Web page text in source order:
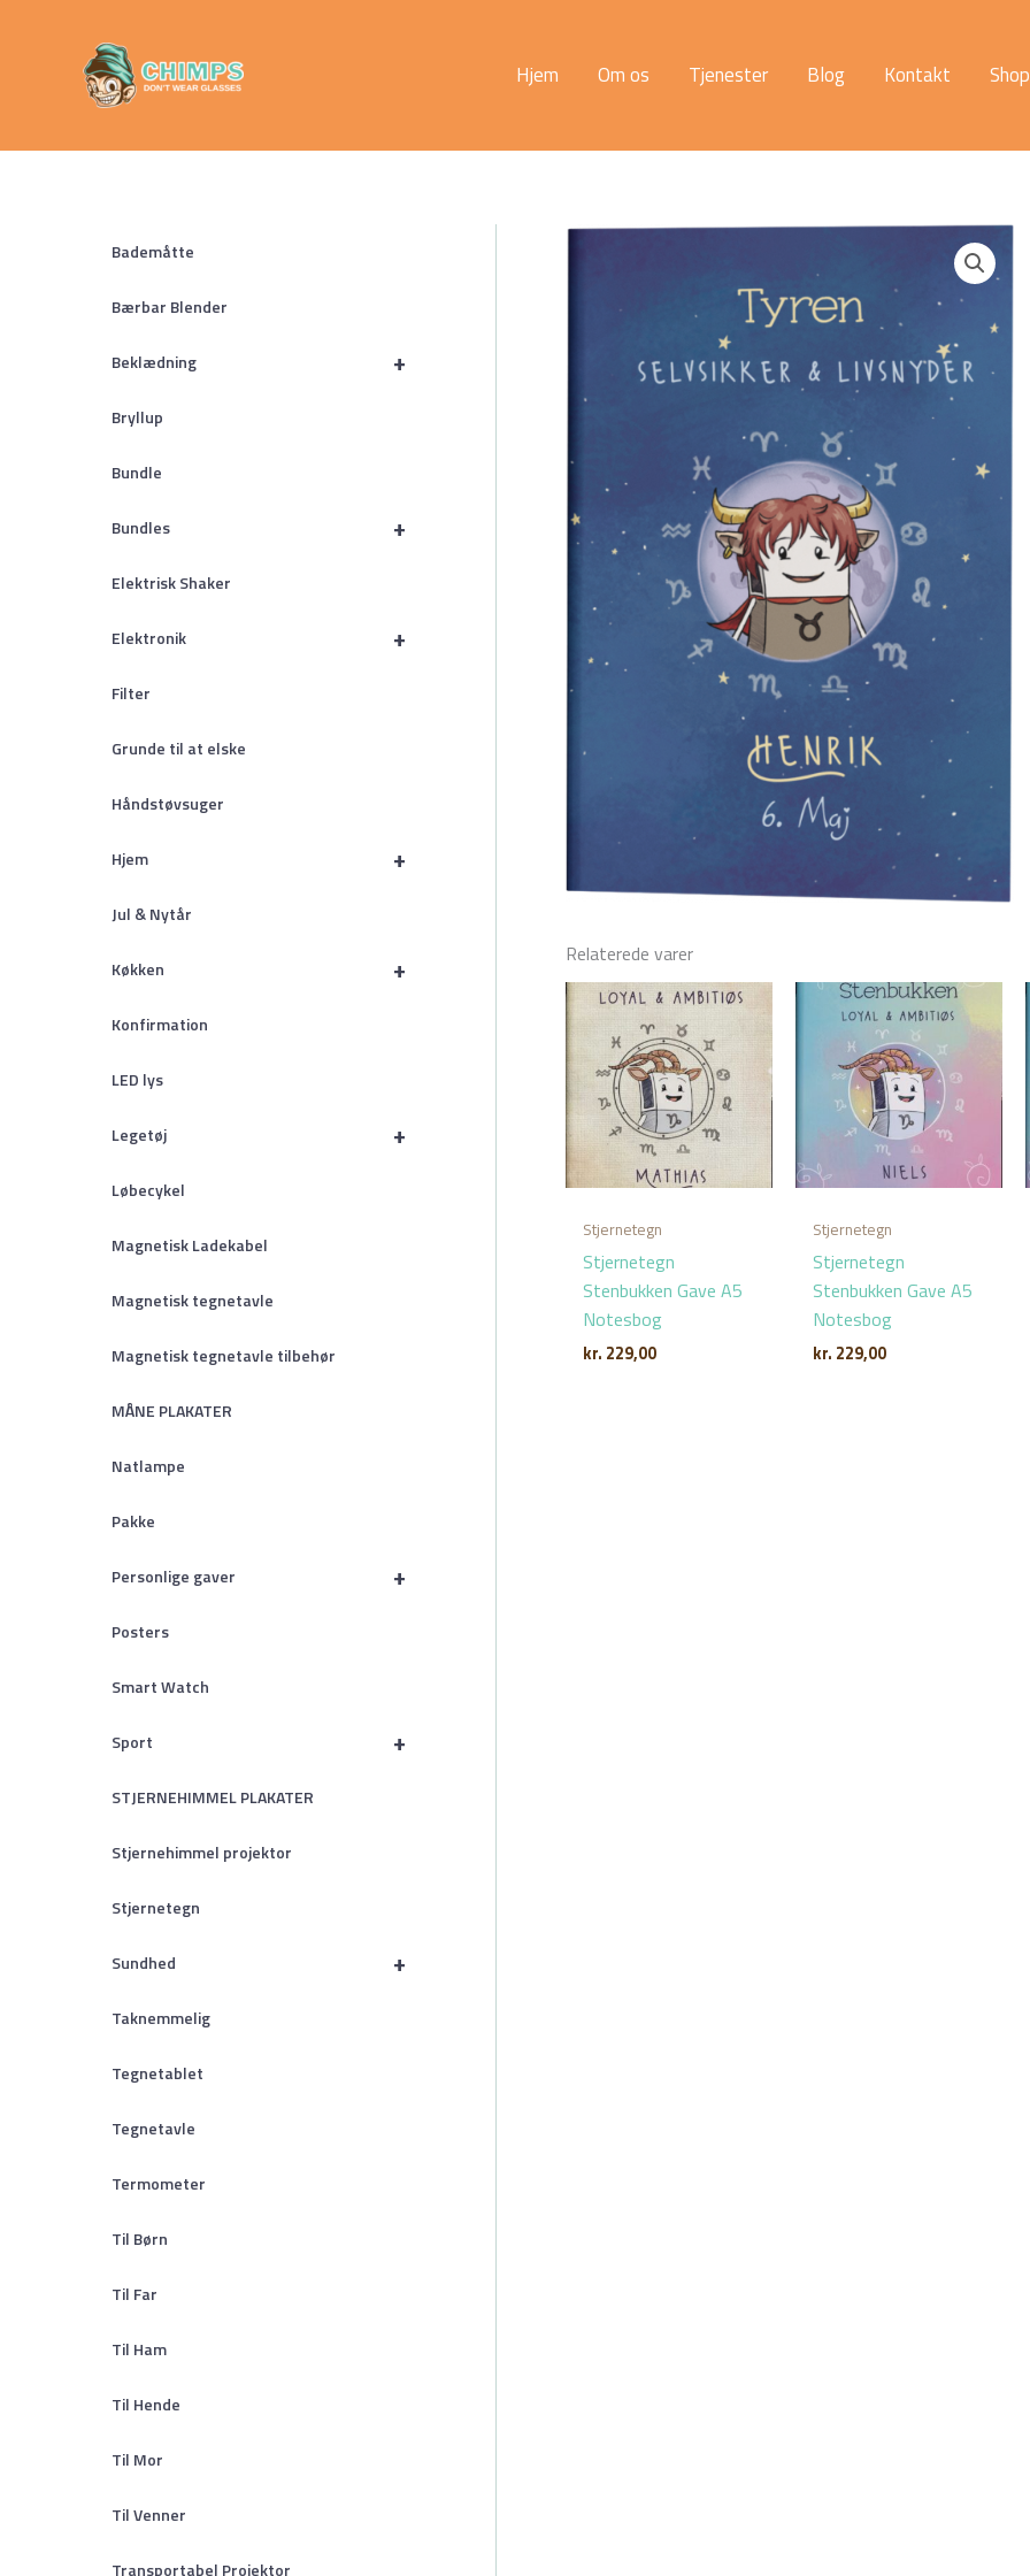
Hjem Om os Tjenester Blog Kontakt Shop
Bademåtte
Bærbar Blender
+
Beklædning
Bryllup
Bundle
+
Bundles
Elektrisk Shaker
+
Elektronik
Filter
Grunde til at elske
Håndstøvsuger
+
Hjem
Jul & Nytår
+
Køkken
Konfirmation
LED lys
+
Legetøj
Løbecykel
Magnetisk Ladekabel
Magnetisk tegnetavle
Magnetisk tegnetavle tilbehør
MÅNE PLAKATER
Natlampe
Pakke
+
Personlige gaver
Posters
Smart Watch
+
Sport
STJERNEHIMMEL PLAKATER
Stjernehimmel projektor
Stjernetegn
+
Sundhed
Taknemmelig
Tegnetablet
Tegnetavle
Termometer
Til Børn
Til Far
Til Ham
Til Hende
Til Mor
Til Venner
Transportabel Projektor
Relaterede varer
Stjernetegn
Stjernetegn
Stenbukken Gave A5
Notesbog
kr. 229,00
Stjernetegn
Stjernetegn
Stenbukken Gave A5
Notesbog
kr. 229,00